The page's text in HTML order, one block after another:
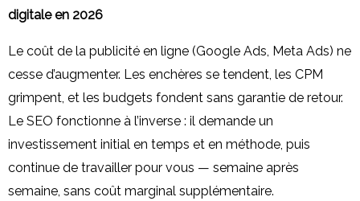
digitale en 2026
Le coût de la publicité en ligne (Google Ads, Meta Ads) ne
cesse d’augmenter. Les enchères se tendent, les CPM
grimpent, et les budgets fondent sans garantie de retour.
Le SEO fonctionne à l’inverse : il demande un
investissement initial en temps et en méthode, puis
continue de travailler pour vous — semaine après
semaine, sans coût marginal supplémentaire.